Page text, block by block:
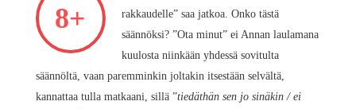
8+
rakkaudelle” saa jatkoa. Onko tästä
säännöksi? ”Ota minut” ei Annan laulamana
kuulosta niinkään yhdessä sovitulta
säännöltä, vaan paremminkin joltakin itsestään selvältä,
kannattaa tulla matkaani, sillä ”tiedäthän sen jo sinäkin / ei